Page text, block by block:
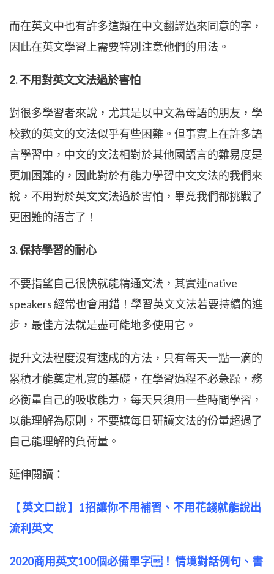
而在英文中也有許多這類在中文翻譯過來同意的字，
因此在英文學習上需要特別注意他們的用法。
2. 不用對英文文法過於害怕
對很多學習者來說，尤其是以中文為母語的朋友，學
校教的英文的文法似乎有些困難。但事實上在許多語
言學習中，中文的文法相對於其他國語言的難易度是
更加困難的，因此對於有能力學習中文文法的我們來
說，不用對於英文文法過於害怕，畢竟我們都挑戰了
更困難的語言了！
3. 保持學習的耐心
不要指望自己很快就能精通文法，其實連native
speakers 經常也會用錯！學習英文文法若要持續的進
步，最佳方法就是盡可能地多使用它。
提升文法程度沒有速成的方法，只有每天一點一滴的
累積才能奠定札實的基礎，在學習過程不必急躁，務
必衡量自己的吸收能力，每天只須用一些時間學習，
以能理解為原則，不要讓每日研讀文法的份量超過了
自己能理解的負荷量。
延伸閱讀：
【 英文口說 】1招讓你不用補習、不用花錢就能說出
流利英文
2020商用英文100個必備單字！ 情境對話例句、書